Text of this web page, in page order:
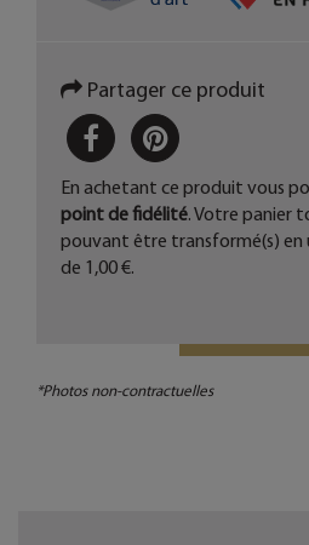
Partager ce produit
PARTAGERPINTEREST
En achetant ce produit vous
point de fidélité. Votre panier
pouvant être transformé(s) en
de 1,00 €.
*Photos non-contractuelles